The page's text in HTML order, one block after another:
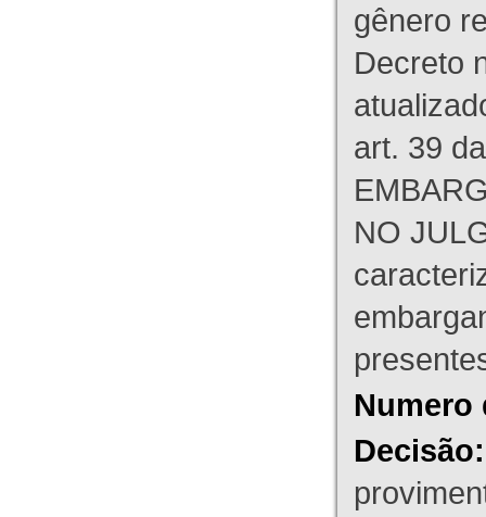
gênero
Decreto
art. 39
NO
Numero
Decisão: